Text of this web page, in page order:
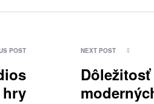
POST
hry
NEXT POST